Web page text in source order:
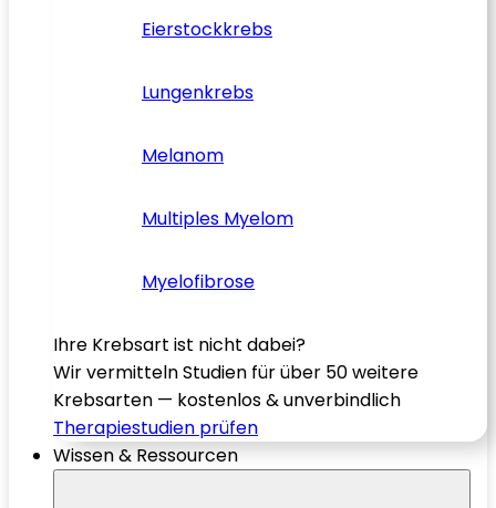
Eierstockkrebs
Lungenkrebs
Melanom
Multiples Myelom
Myelofibrose
Ihre Krebsart ist nicht dabei?
Wir vermitteln Studien für über 50 weitere
Krebsarten — kostenlos & unverbindlich
Therapiestudien prüfen
Wissen & Ressourcen